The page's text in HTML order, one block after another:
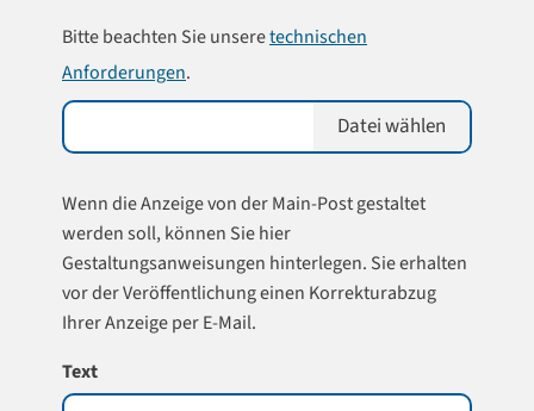
Bitte beachten Sie unseretechnischen
Anforderungen.
Datei wählen
Wenn die Anzeige von der Main-Post gestaltet
werden soll, können Sie hier
Gestaltungsanweisungen hinterlegen. Sie erhalten
vor der Veröffentlichung einen Korrekturabzug
Ihrer Anzeige per E-Mail.
Text